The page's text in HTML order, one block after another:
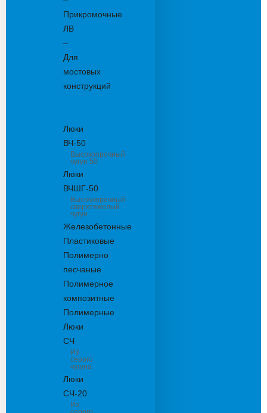
Прикромочные
ЛВ
–
Для
мостовых
конструкций
Люки
ВЧ-50
Высокопрочный
чугун 50
Люки
ВЧШГ-50
Высокопрочный
сверхтяжелый
чугун
Железобетонные
Пластиковые
Полимерно
песчаные
Полимерное
композитные
Полимерные
Люки
СЧ
Из
серого
чугуна
Люки
СЧ-20
Из